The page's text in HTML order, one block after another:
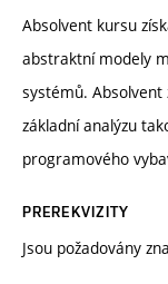
Absolvent kursu
abstraktní modely
systémů. Absolvent
základní analýzu
programového
PREREKVIZITY
Jsou požadovány